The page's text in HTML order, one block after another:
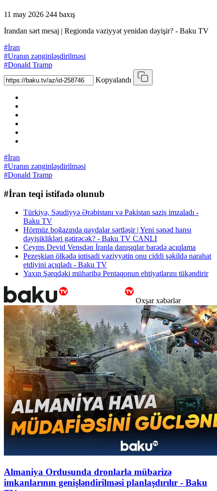
11 may 2026 244 baxış
İrandan sərt mesaj | Regionda vəziyyət yenidən dəyişir? - Baku TV
#İran
#Uranın zənginləşdirilməsi
#Donald Tramp
Kopyalandı
#İran
#Uranın zənginləşdirilməsi
#Donald Tramp
#İran teqi istifadə olunub
Türkiyə, Səudiyyə Ərəbistanı və Pakistan saziş imzaladı -
Baku TV
Hörmüz boğazında qaydalar sərtləşir | Yeni sənəd hansı
dəyişiklikləri gətirəcək? - Baku TV CANLI
Ceyms Devid Vensdən İranla danışıqlar barədə açıqlama
Pezeşkian ölkədə iqtisadi vəziyyətin onu ciddi şəkildə narahat
etdiyini açıqladı - Baku TV
Yaxın Şərqdəki müharibə Pentaqonun ehtiyatlarını tükəndirir
Oxşar xəbərlər
Almaniya Ordusunda dronlarla mübarizə
imkanlarının genişləndirilməsi planlaşdırılır - Baku